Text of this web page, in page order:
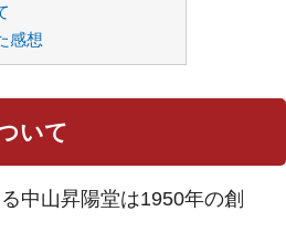
感想
いて
中山昇陽堂は1950年の創